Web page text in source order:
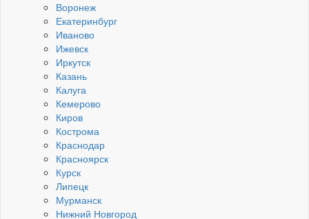
Воронеж
Екатеринбург
Иваново
Ижевск
Иркутск
Казань
Калуга
Кемерово
Киров
Кострома
Краснодар
Красноярск
Курск
Липецк
Мурманск
Нижний Новгород